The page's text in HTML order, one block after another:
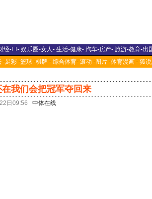
经-I T- 娱乐圈-女人- 生活-健康- 汽车-房产- 旅游-教育-出
-足彩 -篮球 -棋牌 - 综合体育- 滚动 -图片 -体育漫画 - 狐
我们会把冠军夺回来
日09:56 中体在线